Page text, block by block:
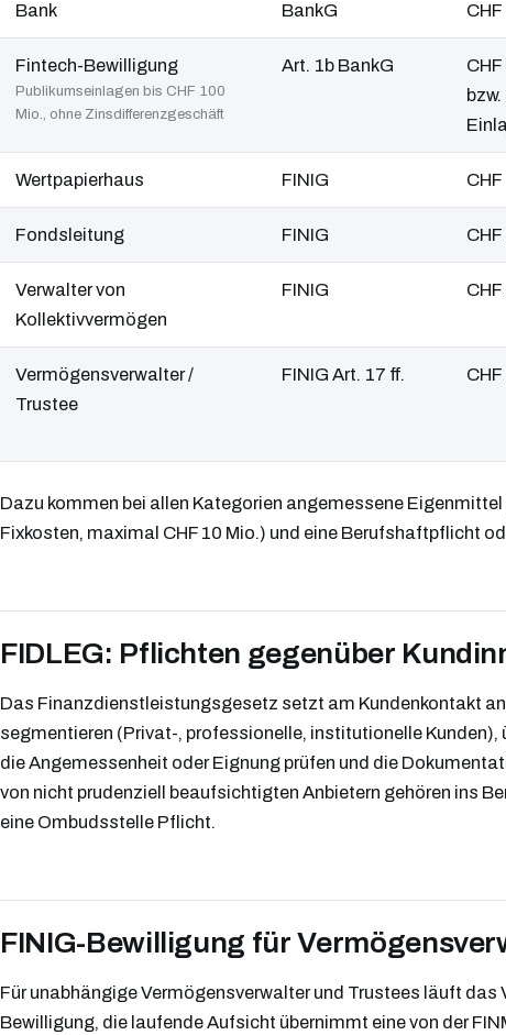
Bank BankG
Fintech-Bewilligung
Publikumseinlagen bis CHF 100
Mio., ohne Zinsdifferenzgeschäft
Art. 1b BankG
Wertpapierhaus FINIG CHF
Fondsleitung FINIG CHF
Verwalter von
Kollektivvermögen
FINIG
Vermögensverwalter /
Trustee
FINIG Art. 17 ff.
Dazu kommen bei allen Kategorien angemessene
Fixkosten, maximal CHF 10 Mio.) und eine Berufshaftpflicht
FIDLEG: Pflichten gegenüber
Das Finanzdienstleistungsgesetz setzt am Kundenkontakt
segmentieren (Privat-, professionelle, institutionelle Kunden),
die Angemessenheit oder Eignung prüfen und die
von nicht prudenziell beaufsichtigten Anbietern gehören ins
eine Ombudsstelle Pflicht.
FINIG-Bewilligung für
Für unabhängige Vermögensverwalter und Trustees läuft
Bewilligung, die laufende Aufsicht übernimmt eine von der